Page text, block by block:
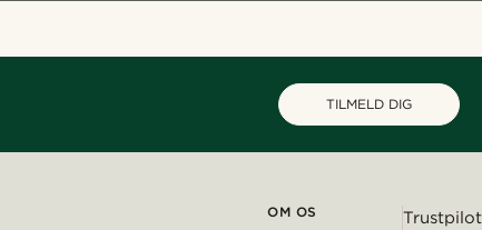
TILMELD DIG
OM OS Trustpilot